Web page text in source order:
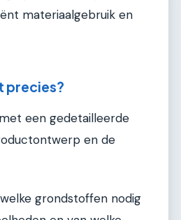
materiaalgebruik en
precies?
een gedetailleerde
en de
grondstoffen nodig